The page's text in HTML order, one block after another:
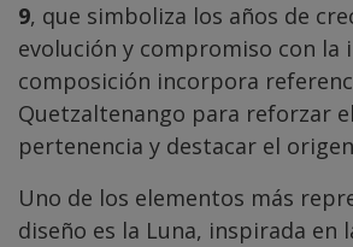
9, que simboliza los años de
evolución y compromiso con la
composición incorpora
Quetzaltenango para reforzar
pertenencia y destacar el
Uno de los elementos más
diseño es la Luna, inspirada en